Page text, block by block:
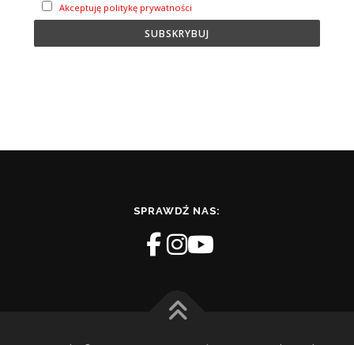
Akceptuję politykę prywatności
SPRAWDŹ NAS: